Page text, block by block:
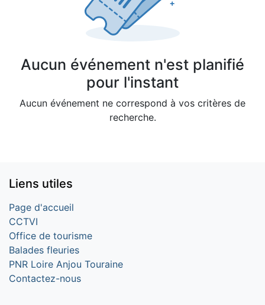
Aucun événement n'est planifié
pour l'instant
Aucun événement ne correspond à vos critères de
recherche.
Liens utiles
Page d'accueil
CCTVI
Office de tourisme
Balades fleuries
PNR Loire Anjou Touraine
Contactez-nous